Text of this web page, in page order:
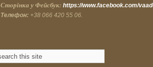
Сторінка у Фейсбук: https://www.facebook.com/
Телефон: +38 066 420 55 06.